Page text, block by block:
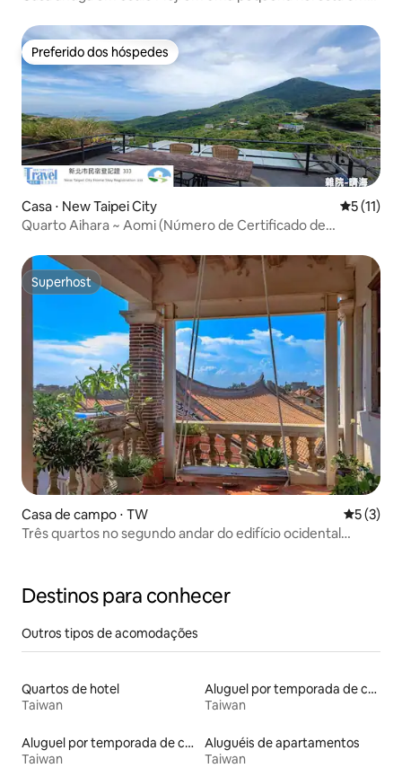
Minamihama e do mercado noturno de Dongdaemun.
Preferido dos hóspedes
Preferido dos hóspedes
Casa ⋅ New Taipei City 5 de uma
5 (11)
Quarto Aihara ~ Aomi (Número de Certificado de
Superhost
Superhost
Casa de campo ⋅ TW 5 de
5 (3)
Três quartos no segundo andar do edifício ocidental
Destinos para conhecer
Outros tipos de acomodações
Quartos de hotel
Taiwan
Aluguel por temporada de casas de veraneio
Taiwan
Aluguel por temporada de casas de hóspedes
Taiwan
Aluguéis de apartamentos
Taiwan